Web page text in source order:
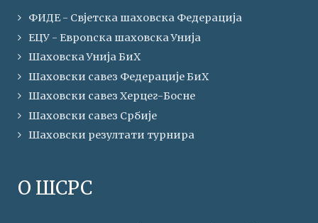
ФИДЕ - Свјетска шаховска Федерација
ЕЦУ - Европска шаховска Унија
Шаховска Унија БиХ
Шаховски савез Федерације БиХ
Шаховски савез Херцег-Босне
Шаховски савез Србије
Шаховски резултати турнира
О ШСРС